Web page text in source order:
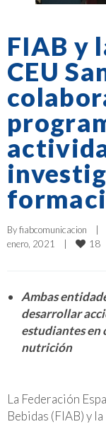
FIAB y
CEU
By fiabcomunicacion
enero, 2021
18
Ambas
desarrollar
estudiantes en
nutrición
La Federación
Bebidas (FIAB) y